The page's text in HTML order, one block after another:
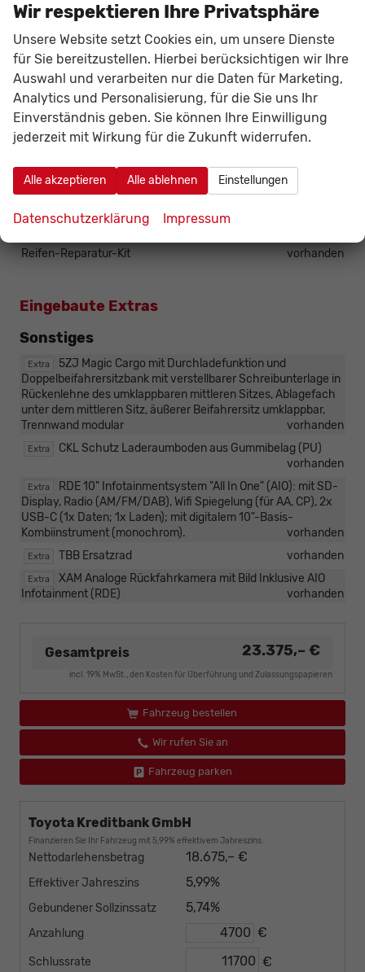
Außen
Schiebetür rechts verblecht
vorhanden
Heckflügeltür verblecht, 180° öffnend 1/3 (rechts), 2/3 (links)
vorhanden
Elektrische Fensterheber; Außenspiegel elektrisch verstellbar
und beheizbar
vorhanden
Seitenschutzleiste Schwarz
vorhanden
Räder & Technik
16-Zoll-Stahlfelgen mit Sommerreifen 205/60 R16 96H
Reifen-Reparatur-Kit
vorhanden
Eingebaute Extras
Sonstiges
Extra
5ZJ Magic Cargo mit Durchladefunktion und
Doppelbeifahrersitzbank mit verstellbarer Schreibunterlage in
Rückenlehne des umklappbaren mittleren Sitzes, Ablagefach
unter dem mittleren Sitz, äußerer Beifahrersitz umklappbar,
Trennwand modular
vorhanden
Extra
CKL Schutz Laderaumboden aus Gummibelag (PU)
vorhanden
Extra
RDE 10" Infotainmentsystem "All In One" (AIO): mit SD-
Display, Radio (AM/FM/DAB), Wifi Spiegelung (für AA, CP), 2x
USB-C (1x Daten; 1x Laden); mit digitalem 10"-Basis-
Kombiinstrument (monochrom).
vorhanden
Extra TBB Ersatzrad vorhanden
Extra
XAM Analoge Rückfahrkamera mit Bild Inklusive AIO
Infotainment (RDE)
vorhanden
Gesamtpreis 23.375,– €
incl. 19% MwSt., den Kosten für Überführung und Zulassungspapieren
Fahrzeug bestellen
Wir rufen Sie an
Fahrzeug parken
Toyota Kreditbank GmbH
Finanzieren Sie Ihr Fahrzeug mit 5,99% effektivem Jahreszins.
Nettodarlehensbetrag 18.675,– €
Effektiver Jahreszins 5,99%
Gebundener Sollzinssatz 5,74%
Anzahlung €
Schlussrate €
Wir respektieren Ihre Privatsphäre
Unsere Website setzt Cookies ein, um unsere Dienste
für Sie bereitzustellen. Hierbei berücksichtigen wir Ihre
Auswahl und verarbeiten nur die Daten für Marketing,
Analytics und Personalisierung, für die Sie uns Ihr
Einverständnis geben. Sie können Ihre Einwilligung
jederzeit mit Wirkung für die Zukunft widerrufen.
Alle akzeptieren Alle ablehnen Einstellungen
Datenschutzerklärung Impressum